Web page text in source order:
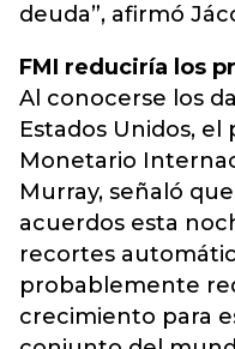
deuda”, afirmó
FMI reduciría los
Al conocerse los
Estados Unidos,
Monetario
Murray, señaló
acuerdos esta
recortes
probablemente
crecimiento para